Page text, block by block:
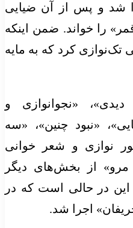
شد و پس از آن ضیایی
را خواند. ضمن اینکه
تک‌نوازی کرد که به مایه
«نجوانوازی و
«نبود چنین»، «سه
نوازی و شعر خوانی
مرو» از بخش‌های دیگر
در حالی است که در
اجرا شد.